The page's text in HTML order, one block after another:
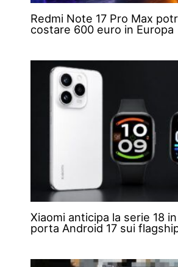
Redmi Note 17 Pro Max
costare 600 euro in Europa
Xiaomi anticipa la serie 18
porta Android 17 sui